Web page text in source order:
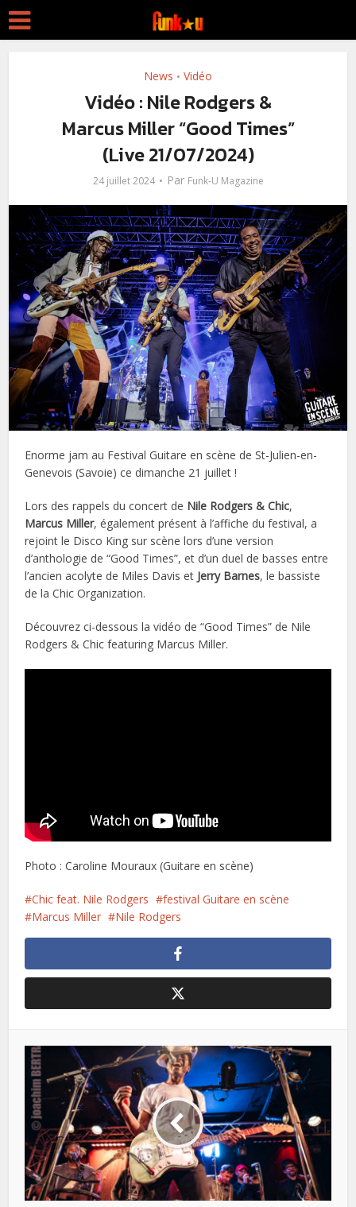
News • Vidéo
Vidéo : Nile Rodgers &
Marcus Miller “Good Times”
(Live 21/07/2024)
24 juillet 2024 Par Funk-U Magazine
Enorme jam au Festival Guitare en scène de St-Julien-en-
Genevois (Savoie) ce dimanche 21 juillet !
Lors des rappels du concert de Nile Rodgers & Chic,
Marcus Miller, également présent à l’affiche du festival, a
rejoint le Disco King sur scène lors d’une version
d’anthologie de “Good Times”, et d’un duel de basses entre
l’ancien acolyte de Miles Davis et Jerry Barnes, le bassiste
de la Chic Organization.
Découvrez ci-dessous la vidéo de “Good Times” de Nile
Rodgers & Chic featuring Marcus Miller.
Photo : Caroline Mouraux (Guitare en scène)
Chic feat. Nile Rodgers
festival Guitare en scène
Marcus Miller
Nile Rodgers